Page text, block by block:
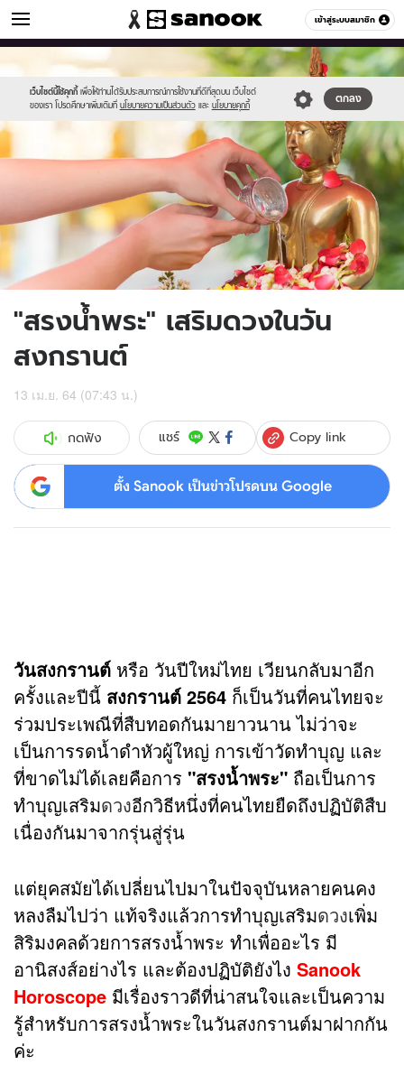
เข้าสู่ระบบสมาชิก
ดูดวง หมวดอื่นๆ
เว็บไซต์นี้ใช้คุกกี้ เพื่อให้ท่านได้รับประสบการณ์การใช้งานที่ดีที่สุดบน เว็บไซต์
ของเรา โปรดศึกษาเพิ่มเติมที่ นโยบายความเป็นส่วนตัว และ นโยบายคุกกี้
ตกลง
//s.isanook.com/sr/0/images/logo-
sanook.png
//s.isanook.com/ho/0/ud/5/27437/pra.jpg
"สรงน้ำพระ" เสริมดวงในวัน
สงกรานต์
13 เม.ย. 64 (07:43 น.)
กดฟัง แชร์ Copy link
ตั้ง Sanook เป็นข่าวโปรดบน Google
วันสงกรานต์ หรือ วันปีใหม่ไทย เวียนกลับมาอีก
ครั้งและปีนี้ สงกรานต์ 2564 ก็เป็นวันที่คนไทยจะ
ร่วมประเพณีที่สืบทอดกันมายาวนาน ไม่ว่าจะ
เป็นการรดน้ำดำหัวผู้ใหญ่ การเข้าวัดทำบุญ และ
ที่ขาดไม่ได้เลยคือการ "สรงน้ำพระ" ถือเป็นการ
ทำบุญเสริมดวงอีกวิธีหนึ่งที่คนไทยยืดถึงปฏิบัติสืบ
เนื่องกันมาจากรุ่นสู่รุ่น
แต่ยุคสมัยได้เปลี่ยนไปมาในปัจจุบันหลายคนคง
หลงลืมไปว่า แท้จริงแล้วการทำบุญเสริมดวงเพิ่ม
สิริมงคลด้วยการสรงน้ำพระ ทำเพื่ออะไร มี
อานิสงส์อย่างไร และต้องปฏิบัติยังไง Sanook
Horoscope มีเรื่องราวดีที่น่าสนใจและเป็นความ
รู้สำหรับการสรงน้ำพระในวันสงกรานต์มาฝากกัน
ค่ะ